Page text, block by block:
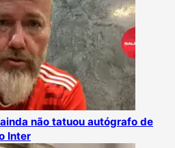
não tatuou autógrafo de
Inter